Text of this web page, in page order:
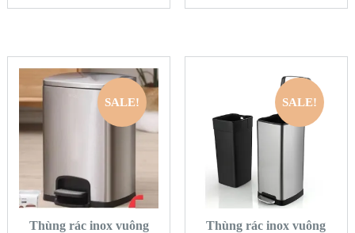
SALE!
QUICK LOOK
THÊM VÀO GIỎ
HÀNG
Thùng rác inox vuông
SALE!
QUICK LOOK
VIEW DETAILS
THÊM VÀO GIỎ
HÀNG
Thùng rác inox vuông